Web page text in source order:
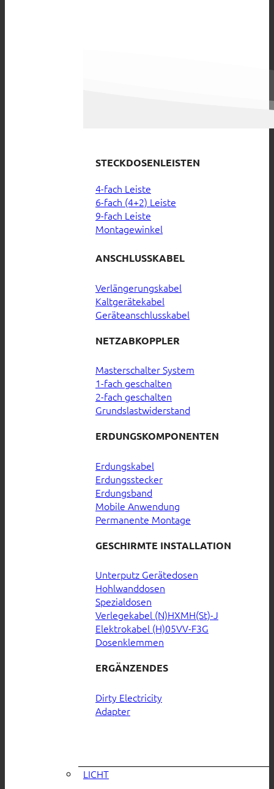
STECKDOSENLEISTEN
4-fach Leiste
6-fach (4+2) Leiste
9-fach Leiste
Montagewinkel
ANSCHLUSSKABEL
Verlängerungskabel
Kaltgerätekabel
Geräteanschlusskabel
NETZABKOPPLER
Masterschalter System
1-fach geschalten
2-fach geschalten
Grundslastwiderstand
ERDUNGSKOMPONENTEN
Erdungskabel
Erdungsstecker
Erdungsband
Mobile Anwendung
Permanente Montage
GESCHIRMTE INSTALLATION
Unterputz Gerätedosen
Hohlwanddosen
Spezialdosen
Verlegekabel (N)HXMH(St)-J
Elektrokabel (H)05VV-F3G
Dosenklemmen
ERGÄNZENDES
Dirty Electricity
Adapter
LICHT